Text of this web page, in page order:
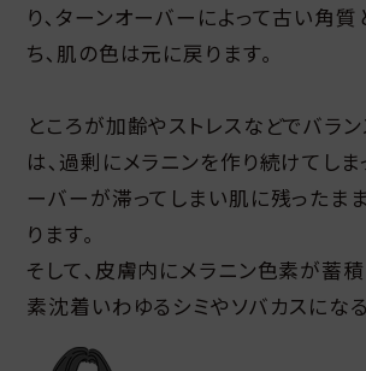
り､ターンオーバーによって古い角
ち､肌の色は元に戻ります｡
ところが加齢やストレスなどでバラ
は､過剰にメラニンを作り続けてしま
ーバーが滞ってしまい肌に残ったま
ります｡
そして､皮膚内にメラニン色素が蓄積
素沈着いわゆるシミやソバカスにな